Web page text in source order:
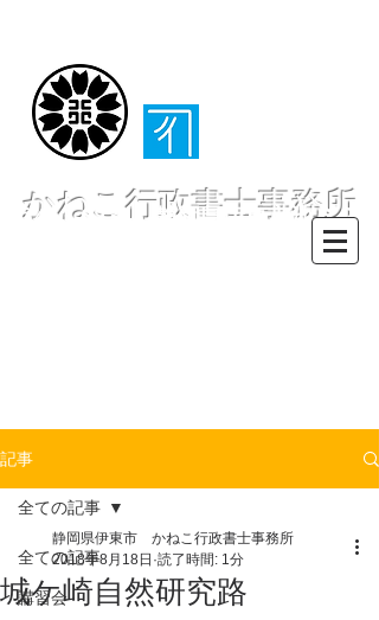
かねこ行政書士事務所
〒413-0234 静岡県伊東市池６２
記事
全ての記事
講習会
全ての記事
城ケ崎自然研究路
静岡県伊東市 かねこ行政書士事務所
2018年8月18日 読了時間: 1分